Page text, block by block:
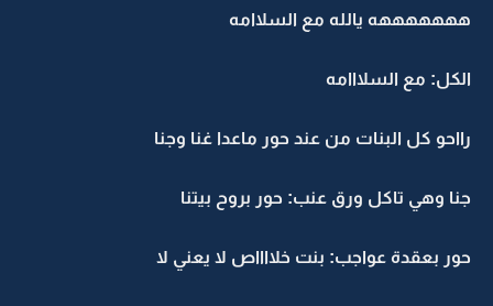
هههههههه يالله مع السلاامه
الكل: مع السلااامه
رااحو كل البنات من عند حور ماعدا غنا وجنا
جنا وهي تاكل ورق عنب: حور بروح بيتنا
حور بعقدة عواجب: بنت خلااااص لا يعني لا